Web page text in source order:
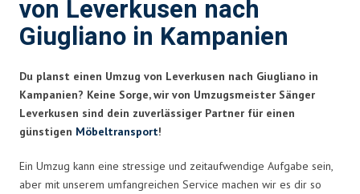
von Leverkusen nach
Giugliano in Kampanien
Du planst einen Umzug von Leverkusen nach Giugliano in
Kampanien? Keine Sorge, wir von Umzugsmeister Sänger
Leverkusen sind dein zuverlässiger Partner für einen
günstigen Möbeltransport!
Ein Umzug kann eine stressige und zeitaufwendige Aufgabe sein,
aber mit unserem umfangreichen Service machen wir es dir so